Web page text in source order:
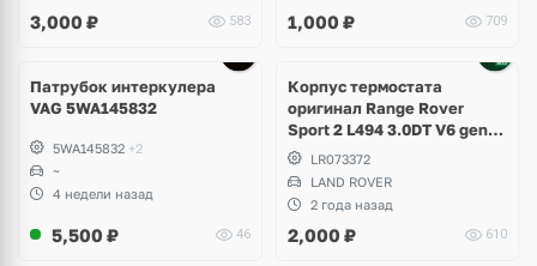
3,000 ₽ 583 1,000 ₽ 709
Патрубок интеркулера
VAG 5WA145832
5WA145832 +2
~
4 недели назад
5,500 ₽ 46
Корпус термостата
оригинал Range Rover
Sport 2 L494 3.0DT V6 gen2
Twin-turbo
LR073372
LAND ROVER
2 года назад
2,000 ₽ 610